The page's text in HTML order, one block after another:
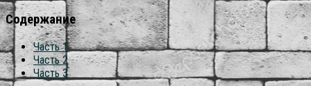
Содержание
Часть 1
Часть 2
Часть 3